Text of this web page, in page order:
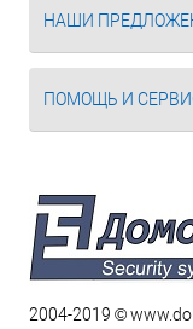
НАШИ
ПОМОЩЬ И
2004-2019 ©